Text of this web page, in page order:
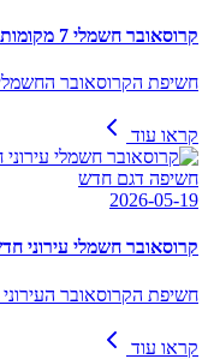
קרוסאובר חשמלי 7 מקומות חדש לסקודה: פיק
חשיפת הקרוסאובר
קראו עוד
חשיפה דגם חדש
2026-05-19
קרוסאובר חשמלי עירוני
חשיפת הקרוסאובר
קראו עוד